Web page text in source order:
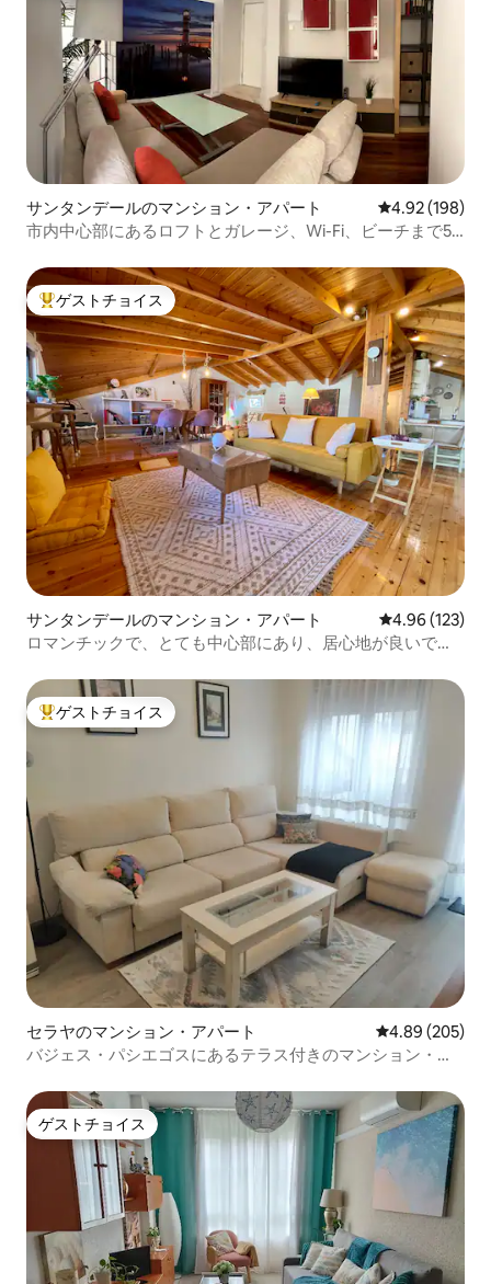
サンタンデールのマンション・アパート レビュー198
4.92 (198)
市内中心部にあるロフトとガレージ、Wi-Fi、ビーチまで5
大好評のゲストチョイスです。
ゲストチョイス
サンタンデールのマンション・アパート レビュー123
4.96 (123)
ロマンチックで、とても中心部にあり、居心地が良いで
大好評のゲストチョイスです。
ゲストチョイス
セラヤのマンション・アパート レビュー205
4.89 (205)
バジェス・パシエゴスにあるテラス付きのマンション・ア
ゲストチョイス
ゲストチョイス